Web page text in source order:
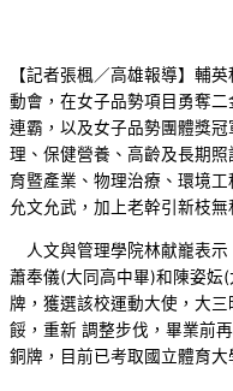
【記者張楓／高雄報導】輔
動會，在女子品勢項目勇奪
連霸，以及女子品勢團體獎
理、保健營養、高齡及長期
育暨產業、物理治療、環境
允文允武，加上老幹引新枝無
人文與管理學院林献巃表示
蕭奉儀(大同高中畢)和陳姿妘
牌，獲選該校運動大使，大
餒，重新 調整步伐，畢業前
銅牌，目前已考取國立體育